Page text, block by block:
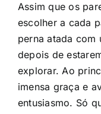
Assim que os
escolher a cada
perna atada com
depois de
explorar. Ao
imensa graça e
entusiasmo. Só